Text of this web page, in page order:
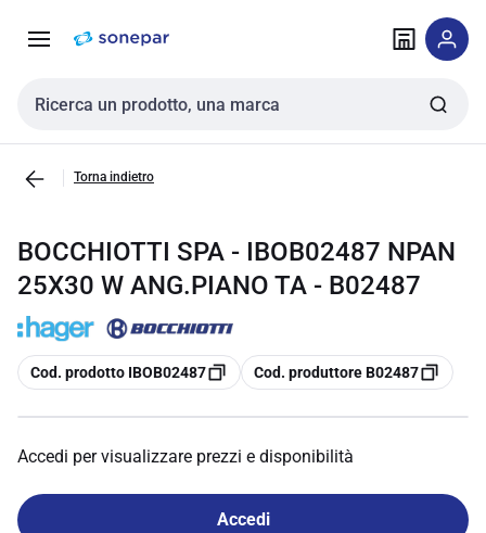
navigazione alla
Cerca input
Torna indietro
BOCCHIOTTI SPA - IBOB02487 NPAN
25X30 W ANG.PIANO TA - B02487
copia
Cod. prodotto IBOB02487 copia
Cod. produttore B02487
Accedi per visualizzare prezzi e disponibilità
Accedi